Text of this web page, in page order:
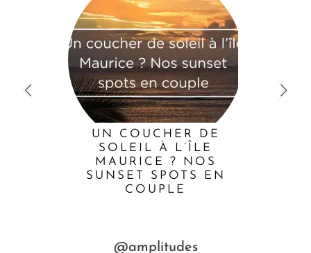
UN COUCHER DE
SOLEIL À L’ÎLE
MAURICE ? NOS
SUNSET SPOTS EN
COUPLE
@amplitudes